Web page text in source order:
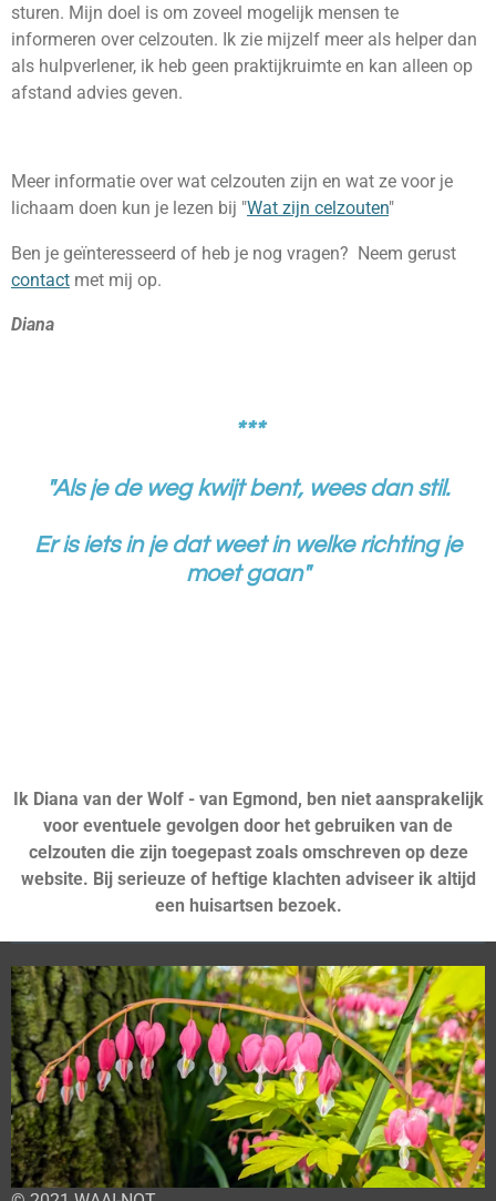
sturen. Mijn doel is om zoveel mogelijk mensen te
informeren over celzouten. Ik zie mijzelf meer als helper dan
als hulpverlener, ik heb geen praktijkruimte en kan alleen op
afstand advies geven.
Meer informatie over wat celzouten zijn en wat ze voor je
lichaam doen kun je lezen bij "Wat zijn celzouten"
Ben je geïnteresseerd of heb je nog vragen? Neem gerust
contact met mij op.
Diana
***
"Als je de weg kwijt bent, wees dan stil.
Er is iets in je dat weet in welke richting je
moet gaan"
Ik Diana van der Wolf - van Egmond, ben niet aansprakelijk
voor eventuele gevolgen door het gebruiken van de
celzouten die zijn toegepast zoals omschreven op deze
website. Bij serieuze of heftige klachten adviseer ik altijd
een huisartsen bezoek.